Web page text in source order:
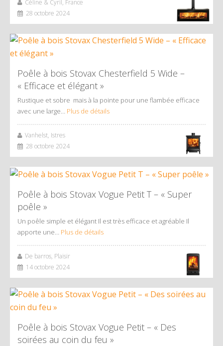
Céline & Cyril, France
28 octobre 2024
Poêle à bois Stovax Chesterfield 5 Wide –
« Efficace et élégant »
Rustique et sobre mais à la pointe pour une flambée efficace
avec une large… Plus de détails
Vanhelst, Istres
28 octobre 2024
Poêle à bois Stovax Vogue Petit T – « Super
poêle »
Un poêle simple et élégant Il est très efficace et agréable Il
apporte une… Plus de détails
De barros, Plaisir
14 octobre 2024
Poêle à bois Stovax Vogue Petit – « Des
soirées au coin du feu »